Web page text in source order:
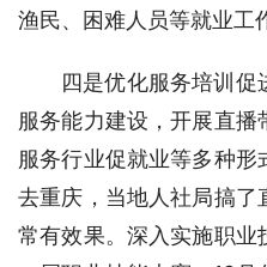
渔民、困难人员等就业工
四是优化服务培训促
服务能力建设，开展直
服务行业促就业等多种
去重庆，当地人社局搞
常有效果。深入实施职